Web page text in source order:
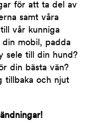
för att ta del av
samt våra
vår kunniga
mobil, padda
sele till din hund?
din bästa vän?
tillbaka och njut